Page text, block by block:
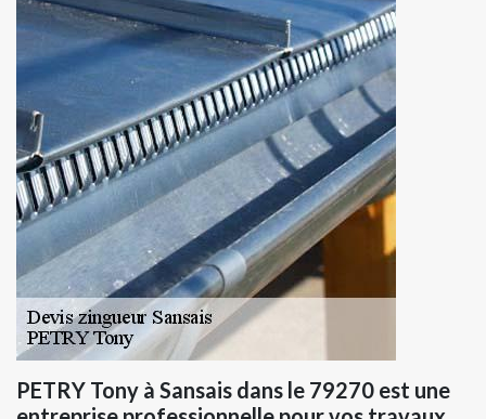
PETRY Tony à Sansais dans le 79270 est une